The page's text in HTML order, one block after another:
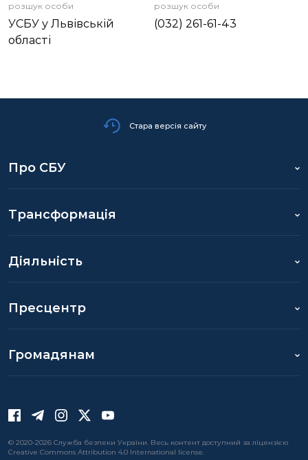
розшук особи
УСБУ у Львівській
області
розшук особи
(032) 261-61-43
Стара версія сайту
Про СБУ
Трансформація
Діяльність
Пресцентр
Громадянам
© 2020-2026 Служба безпеки України. Весь контент доступний за ліцензією
Creative Commons Attribution 4.0 International license.